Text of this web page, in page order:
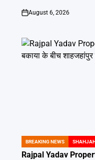
on
August 6, 2026
POSTED
IN
BREAKING NEWS
Rajpal Yadav